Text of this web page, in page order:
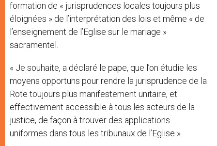
formation de « jurisprudences locales toujours plus
éloignées » de l’interprétation des lois et même « de
l’enseignement de l’Eglise sur le mariage »
sacramentel.
« Je souhaite, a déclaré le pape, que l’on étudie les
moyens opportuns pour rendre la jurisprudence de la
Rote toujours plus manifestement unitaire, et
effectivement accessible à tous les acteurs de la
justice, de façon à trouver des applications
uniformes dans tous les tribunaux de l’Eglise ».